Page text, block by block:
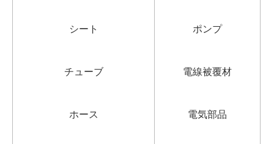
シート
チューブ
ホース
ポンプ
電線被覆材
電気部品